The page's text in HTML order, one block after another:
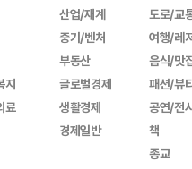
지
료
산업/재계
중기/벤처
부동산
글로벌경제
생활경제
경제일반
도로/교
여행/레
음식/맛
패션/뷰
공연/전
책
종교